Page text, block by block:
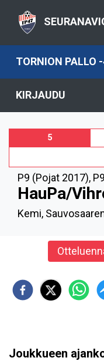
TORNION PALLO
KIRJAUDU
5
P9 (Pojat 2017), P9
HauPa/
Kemi,
Joukkueen